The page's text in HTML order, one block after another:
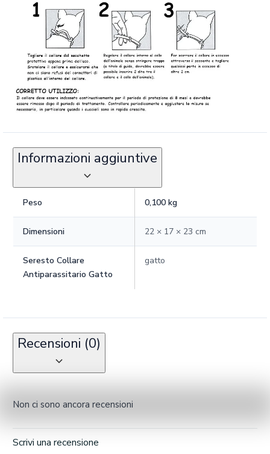
Informazioni aggiuntive
Peso 0,100 kg
Dimensioni 22 × 17 × 23 cm
Seresto Collare
Antiparassitario Gatto
gatto
Recensioni (0)
Non ci sono ancora recensioni
Scrivi una recensione